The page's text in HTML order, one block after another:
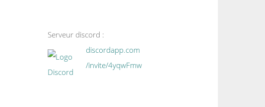
Serveur discord :
discordapp.com
/invite/4yqwFmw